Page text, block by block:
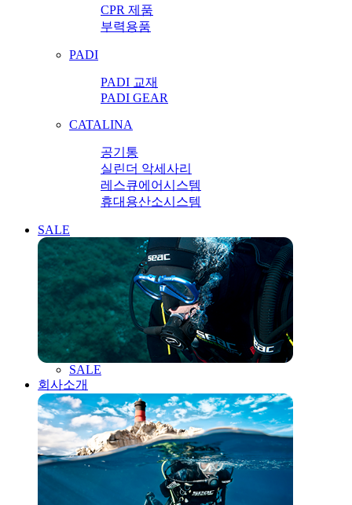
CPR 제품
부력용품
PADI
PADI 교재
PADI GEAR
CATALINA
공기통
실린더 악세사리
레스큐에어시스템
휴대용산소시스템
SALE
SALE
회사소개